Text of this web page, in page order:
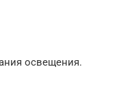
освещения.